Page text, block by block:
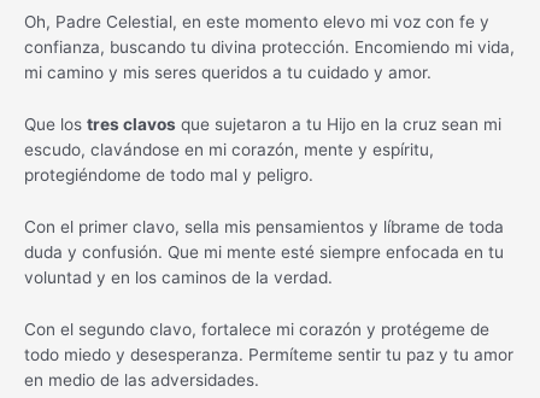
Oh, Padre Celestial, en este momento elevo mi voz con fe y
confianza, buscando tu divina protección. Encomiendo mi vida,
mi camino y mis seres queridos a tu cuidado y amor.
Que los tres clavos que sujetaron a tu Hijo en la cruz sean mi
escudo, clavándose en mi corazón, mente y espíritu,
protegiéndome de todo mal y peligro.
Con el primer clavo, sella mis pensamientos y líbrame de toda
duda y confusión. Que mi mente esté siempre enfocada en tu
voluntad y en los caminos de la verdad.
Con el segundo clavo, fortalece mi corazón y protégeme de
todo miedo y desesperanza. Permíteme sentir tu paz y tu amor
en medio de las adversidades.